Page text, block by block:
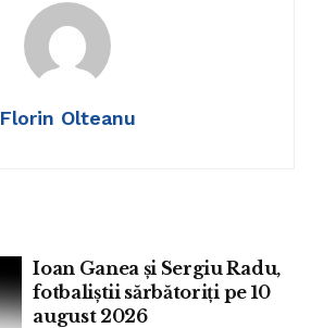
Florin Olteanu
Ioan Ganea și Sergiu Radu,
fotbaliștii sărbătoriți pe 10
august 2026